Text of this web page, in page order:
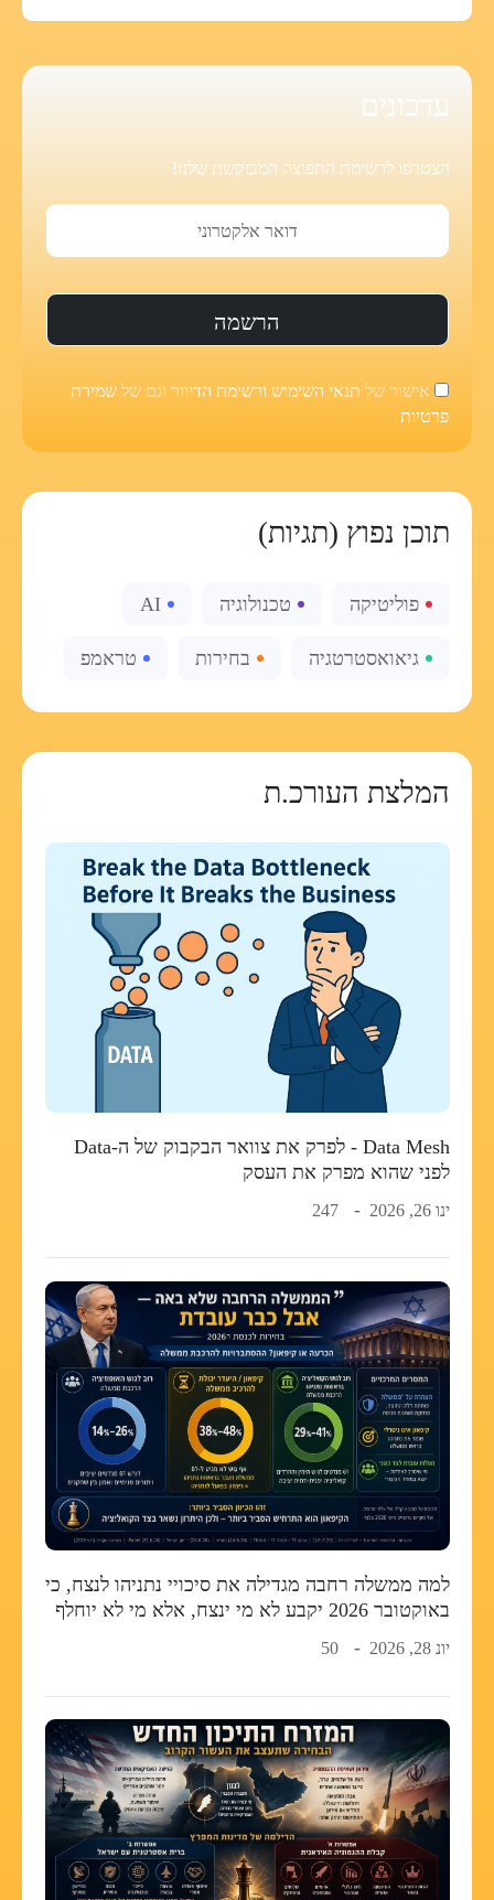
עדכונים
הצטרפו לרשימת התפוצה המבוקשת שלנו!
אישור של תנאי השימוש ורשימת הדיוור וגם שלשמירת
פרטיות
תוכן נפוץ (תגיות)
פוליטיקה טכנולוגיה AI
גיאואסטרטגיה בחירות טראמפ
המלצת העורכ.ת
Data Mesh - לפרק את צוואר הבקבוק של ה-Data
לפני שהוא מפרק את העסק
ינו 26, 2026 247
למה ממשלה רחבה מגדילה את סיכויי נתניהו לנצח, כי
באוקטובר 2026 יקבע לא מי ינצח, אלא מי לא יוחלף
יונ 28, 2026 50